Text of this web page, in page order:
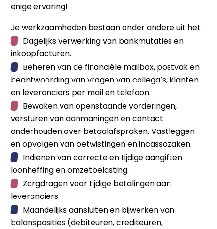
enige ervaring!
Je werkzaamheden bestaan onder andere uit het:
Dagelijks verwerking van bankmutaties en
inkoopfacturen.
Beheren van de financiële mailbox, postvak en
beantwoording van vragen van collega’s, klanten
en leveranciers per mail en telefoon.
Bewaken van openstaande vorderingen,
versturen van aanmaningen en contact
onderhouden over betaalafspraken. Vastleggen
en opvolgen van betwistingen en incassozaken.
Indienen van correcte en tijdige aangiften
loonheffing en omzetbelasting.
Zorgdragen voor tijdige betalingen aan
leveranciers.
Maandelijks aansluiten en bijwerken van
balansposities (debiteuren, crediteuren,